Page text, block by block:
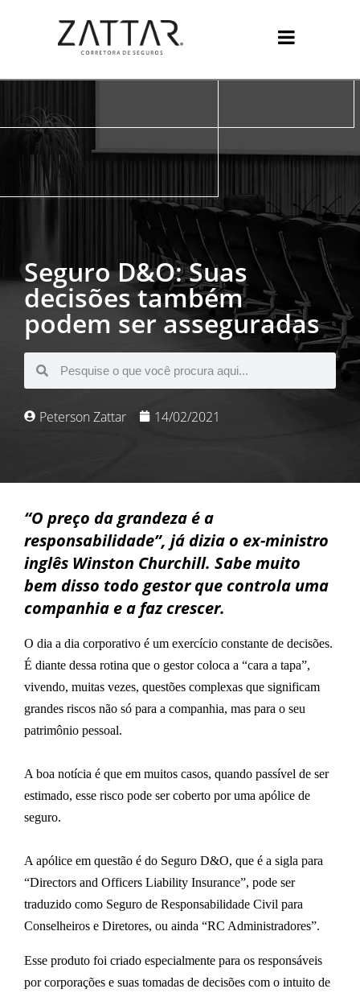
Seguro D&O: Suas
decisões também
podem ser asseguradas
Peterson Zattar 14/02/2021
“O preço da grandeza é a
responsabilidade”, já dizia o ex-ministro
inglês Winston Churchill. Sabe muito
bem disso todo gestor que controla uma
companhia e a faz crescer.
O dia a dia corporativo é um exercício constante de decisões.
É diante dessa rotina que o gestor coloca a “cara a tapa”,
vivendo, muitas vezes, questões complexas que significam
grandes riscos não só para a companhia, mas para o seu
patrimônio pessoal.
A boa notícia é que em muitos casos, quando passível de ser
estimado, esse risco pode ser coberto por uma apólice de
seguro.
A apólice em questão é do Seguro D&O, que é a sigla para
“Directors and Officers Liability Insurance”, pode ser
traduzido como Seguro de Responsabilidade Civil para
Conselheiros e Diretores, ou ainda “RC Administradores”.
Esse produto foi criado especialmente para os responsáveis
por corporações e suas tomadas de decisões com o intuito de